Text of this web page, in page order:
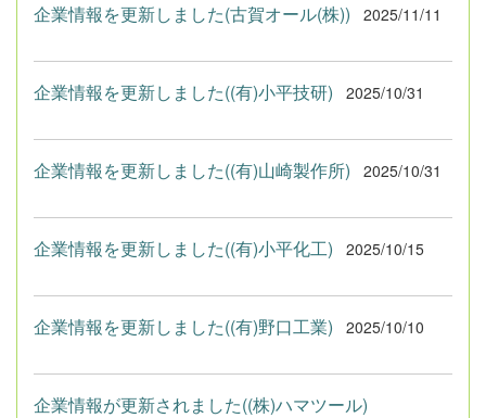
企業情報を更新しました(古賀オール(株)) 2025/11/11
企業情報を更新しました((有)小平技研) 2025/10/31
企業情報を更新しました((有)山崎製作所) 2025/10/31
企業情報を更新しました((有)小平化工) 2025/10/15
企業情報を更新しました((有)野口工業) 2025/10/10
企業情報が更新されました((株)ハマツール)